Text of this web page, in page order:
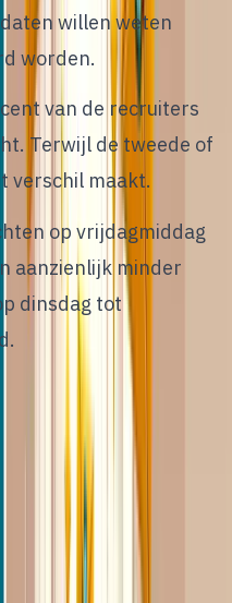
willen weten
worden.
van de recruiters
Terwijl de tweede of
verschil maakt.
op vrijdagmiddag
aanzienlijk minder
dinsdag tot
van Lavender.ai
van 50 tot
Kort,
formule.